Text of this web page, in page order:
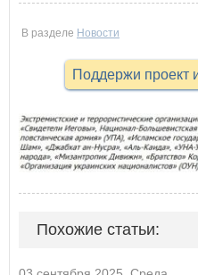
В разделе Новости
Поддержи проект
Похожие статьи: